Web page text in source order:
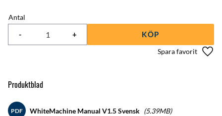
Antal
+
- KÖP
Produktblad
PDF WhiteMachine Manual V1.5 Svensk 5.39MB